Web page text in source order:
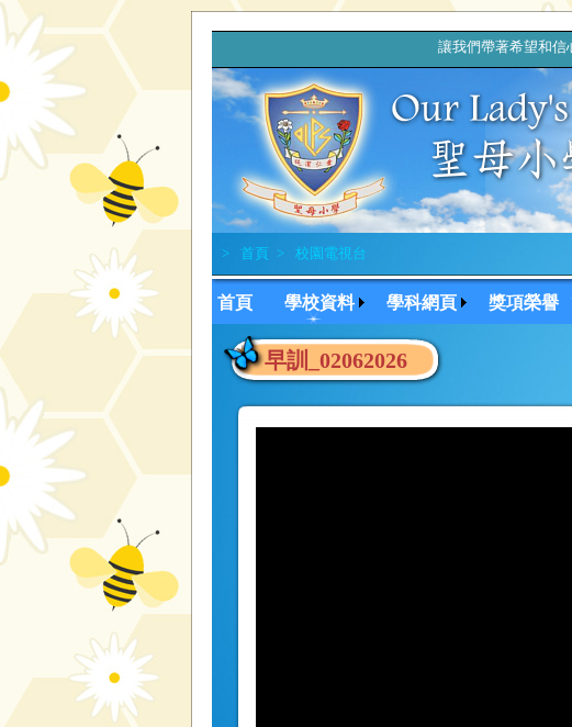
讓我們帶著希望
> 首頁 > 校園電視台
首頁 學校資料 學科網頁 獎項榮譽
早訓_02062026